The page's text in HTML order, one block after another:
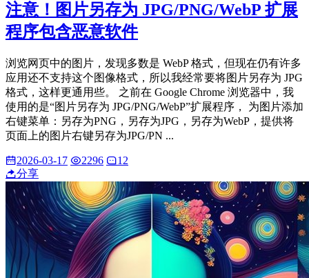
注意！图片另存为 JPG/PNG/WebP 扩展
程序包含恶意软件
浏览网页中的图片，发现多数是 WebP 格式，但现在仍有许多
应用还不支持这个图像格式，所以我经常要将图片另存为 JPG
格式，这样更通用些。 之前在 Google Chrome 浏览器中，我
使用的是“图片另存为 JPG/PNG/WebP”扩展程序， 为图片添加
右键菜单：另存为PNG，另存为JPG，另存为WebP，提供将
页面上的图片右键另存为JPG/PN ...
2026-03-17 2296
12
分享